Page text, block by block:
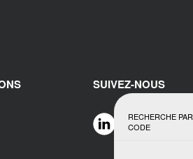
RECHERCHE PAR
CODE
SUIVEZ-NOUS